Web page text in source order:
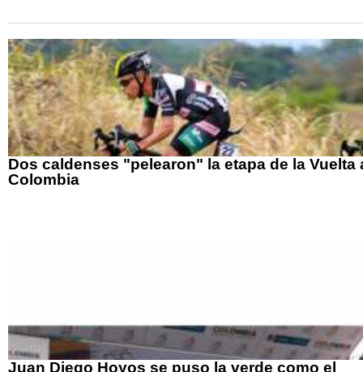
Dos caldenses "pelearon" la etapa de la Vuelta
Colombia
Juan Diego Hoyos se puso la verde como el